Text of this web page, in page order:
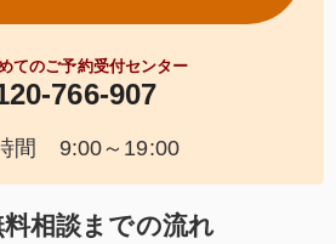
てのご予約受付センター
間 9:00～19:00
相談までの流れ